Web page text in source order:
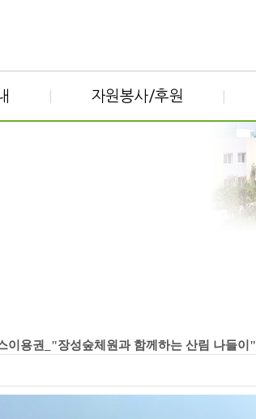
자원봉사/후원
이용권_"장성숲체원과 함께하는 산림 나들이"